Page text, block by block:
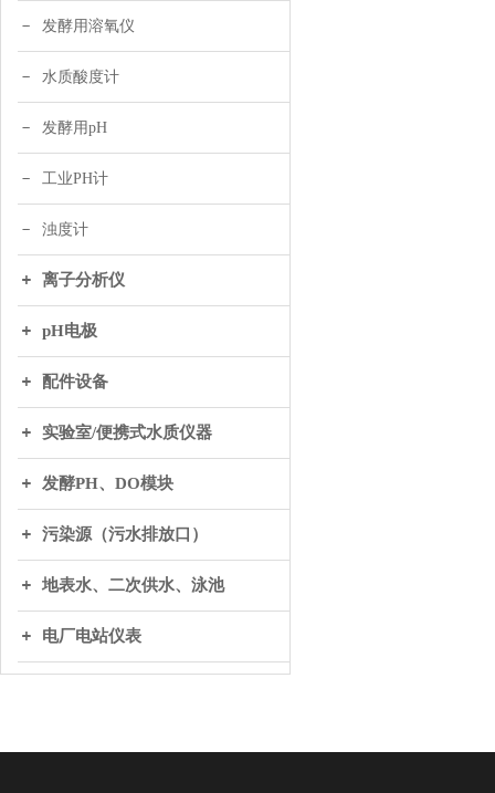
发酵用溶氧仪
水质酸度计
发酵用pH
工业PH计
浊度计
离子分析仪
pH电极
配件设备
实验室/便携式水质仪器
发酵PH、DO模块
污染源（污水排放口）
地表水、二次供水、泳池
电厂电站仪表